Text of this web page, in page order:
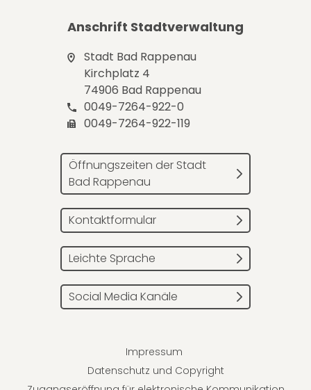
Anschrift Stadtverwaltung
Stadt Bad Rappenau
Kirchplatz 4
74906 Bad Rappenau
0049-7264-922-0
0049-7264-922-119
Öffnungszeiten der Stadt
Bad Rappenau
Kontaktformular
Leichte Sprache
Social Media Kanäle
Impressum
Datenschutz und Copyright